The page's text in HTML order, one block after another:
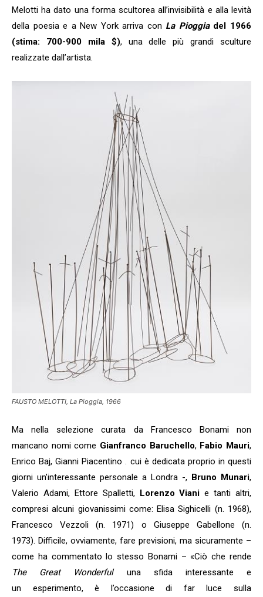
Melotti ha dato una forma scultorea all’invisibilità e alla levità
della poesia e a New York arriva con La Pioggia del 1966
(stima: 700-900 mila $), una delle più grandi sculture
realizzate dall’artista.
FAUSTO MELOTTI, La Pioggia, 1966
Ma nella selezione curata da Francesco Bonami non
mancano nomi come Gianfranco Baruchello, Fabio Mauri,
Enrico Baj, Gianni Piacentino . cui è dedicata proprio in questi
giorni un’interessante personale a Londra -, Bruno Munari,
Valerio Adami, Ettore Spalletti, Lorenzo Viani e tanti altri,
compresi alcuni giovanissimi come: Elisa Sighicelli (n. 1968),
Francesco Vezzoli (n. 1971) o Giuseppe Gabellone (n.
1973). Difficile, ovviamente, fare previsioni, ma sicuramente –
come ha commentato lo stesso Bonami – «Ciò che rende
The Great Wonderfuluna sfida interessante e
un esperimento, è l’occasione di far luce sulla